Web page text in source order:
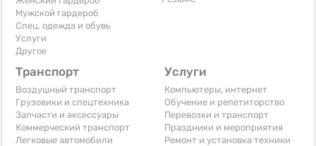
Мужской гардероб
Спец. одежда и обувь
Услуги
Другое
Транспорт
Воздушный транспорт
Грузовики и спецтехника
Запчасти и аксессуары
Коммерческий транспорт
Легковые автомобили
Услуги
Компьютеры, интернет
Обучение и репетиторство
Перевозки и транспорт
Праздники и мероприятия
Ремонт и установка техники